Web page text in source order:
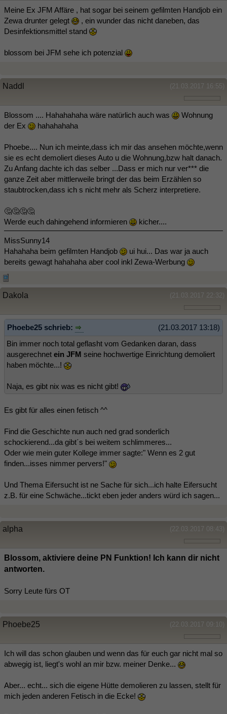
Meine Ex JFM Affäre , hat sogar bei seinem gefilmten Handjob ein
Zewa drunter gelegt
, ein wunder das nicht daneben, das
Desinfektionsmittel stand
blossom bei JFM sehe ich potenzial
(21.03.2017 16:55)
Naddl
Blossom .... Hahahahaha wäre natürlich auch was
Wohnung
der Ex
hahahahaha
Phoebe.... Nun ich meinte,dass ich mir das ansehen möchte,wenn
sie es echt demoliert dieses Auto u die Wohnung,bzw halt danach.
Zu Anfang dachte ich das selber ...Dass er mich nur ver*** die
ganze Zeit aber mittlerweile bringt der das beim Erzählen so
staubtrocken,dass ich s nicht mehr als Scherz interpretiere.
🤔🤔🤔🤔
Werde euch dahingehend informieren
kicher....
MissSunny14
Hahahaha beim gefilmten Handjob
ui hui... Das war ja auch
bereits gewagt hahahaha aber cool inkl Zewa-Werbung
(21.03.2017 22:32)
Dakola
(21.03.2017 13:18)
Phoebe25 schrieb:
Bin immer noch total geflasht vom Gedanken daran, dass
ausgerechnet ein JFM seine hochwertige Einrichtung demoliert
haben möchte...!
Naja, es gibt nix was es nicht gibt!
Es gibt für alles einen fetisch ^^
Find die Geschichte nun auch ned grad sonderlich
schockierend...da gibt´s bei weitem schlimmeres...
Oder wie mein guter Kollege immer sagte:" Wenn es 2 gut
finden...isses nimmer pervers!"
Und Thema Eifersucht ist ne Sache für sich...ich halte Eifersucht
z.B. für eine Schwäche...tickt eben jeder anders würd ich sagen...
(22.03.2017 08:43)
alpha
Blossom, aktiviere deine PN Funktion! Ich kann dir nicht
antworten.
Sorry Leute fürs OT
(22.03.2017 09:10)
Phoebe25
Ich will das schon glauben und wenn das für euch gar nicht mal so
abwegig ist, liegt's wohl an mir bzw. meiner Denke...
Aber... echt... sich die eigene Hütte demolieren zu lassen, stellt für
mich jeden anderen Fetisch in die Ecke!